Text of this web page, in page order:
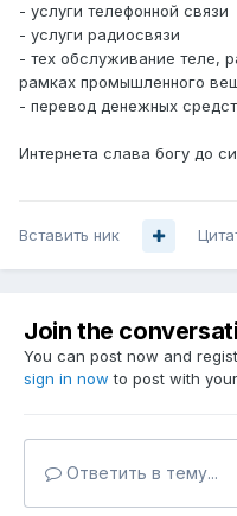
- услуги телефонной связи
- услуги радиосвязи
- тех обслуживание теле,
рамках промышленного
- перевод денежных
Интернета слава богу до
Вставить ник
Join the
You can post now and
sign in now to post with
Ответить в тему...